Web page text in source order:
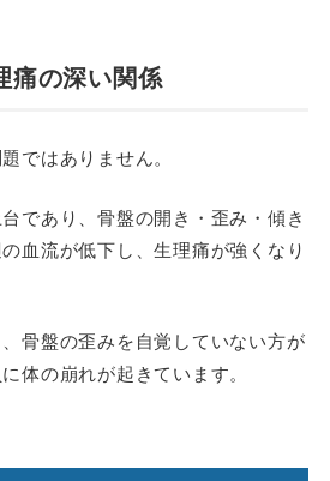
痛の深い関係
ではありません。
であり、骨盤の開き・歪み・傾き
血流が低下し、生理痛が強くなり
骨盤の歪みを自覚していない方が
体の崩れが起きています。